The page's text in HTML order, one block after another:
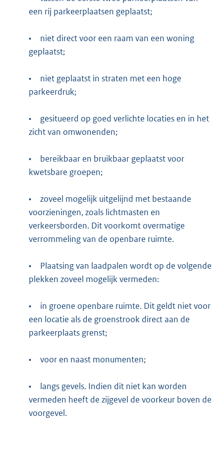
een rij parkeerplaatsen geplaatst;
•
niet direct voor een raam van een woning
geplaatst;
•
niet geplaatst in straten met een hoge
parkeerdruk;
•
gesitueerd op goed verlichte locaties en in het
zicht van omwonenden;
•
bereikbaar en bruikbaar geplaatst voor
kwetsbare groepen;
•
zoveel mogelijk uitgelijnd met bestaande
voorzieningen, zoals lichtmasten en
verkeersborden. Dit voorkomt overmatige
verrommeling van de openbare ruimte.
•
Plaatsing van laadpalen wordt op de volgende
plekken zoveel mogelijk vermeden:
•
in groene openbare ruimte. Dit geldt niet voor
een locatie als de groenstrook direct aan de
parkeerplaats grenst;
• voor en naast monumenten;
•
langs gevels. Indien dit niet kan worden
vermeden heeft de zijgevel de voorkeur boven de
voorgevel.